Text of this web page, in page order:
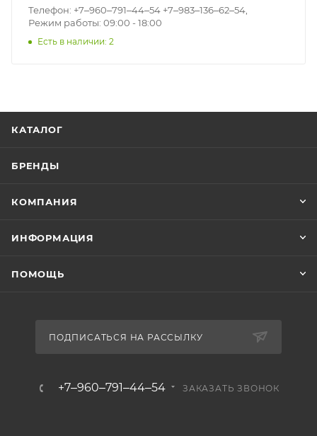
Телефон: +7‒960‒791‒44‒54 +7‒983‒136‒62‒54,
Режим работы: 09:00 - 18:00
Есть в наличии: 2
КАТАЛОГ
БРЕНДЫ
КОМПАНИЯ
ИНФОРМАЦИЯ
ПОМОЩЬ
ПОДПИСАТЬСЯ НА РАССЫЛКУ
+7‒960‒791‒44‒54 ЗАКАЗАТЬ ЗВОНОК